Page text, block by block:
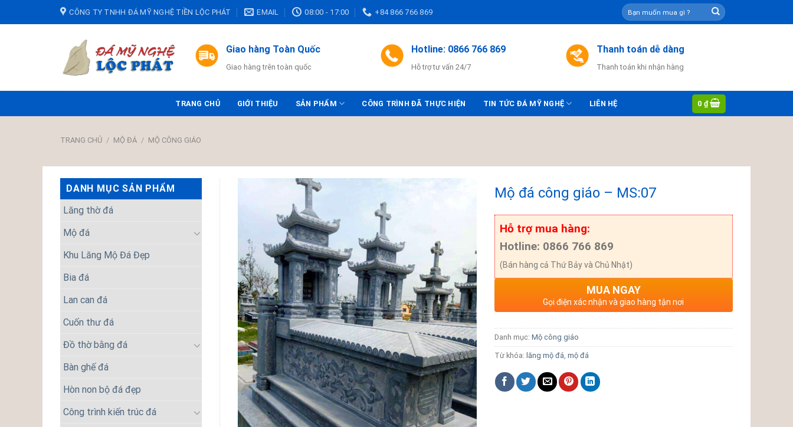
to
CÔNG TY TNHH ĐÁ MỸ NGHỆ TIỀN LỘC PHÁT EMAIL 08:00 - 17:00 +84 866 766 869
Tìm
kiếm:
Giao hàng Toàn Quốc
Giao hàng trên toàn quốc
Hotline: 0866 766 869
Hỗ trợ tư vấn 24/7
Thanh toán dễ dàng
Thanh toán khi nhận hàng
TRANG CHỦ GIỚI THIỆU SẢN PHẨM CÔNG TRÌNH ĐÃ THỰC HIỆN TIN TỨC ĐÁ MỸ NGHỆ LIÊN HỆ 0 ₫
TRANG CHỦ / MỘ ĐÁ / MỘ CÔNG GIÁO
DANH MỤC SẢN PHẨM
Lăng thờ đá
Mộ đá
Khu Lăng Mộ Đá Đẹp
Bia đá
Lan can đá
Cuốn thư đá
Đồ thờ bằng đá
Bàn ghế đá
Hòn non bộ đá đẹp
Công trình kiến trúc đá
Mộ đá công giáo – MS:07
Hỗ trợ mua hàng:
Hotline: 0866 766 869
(Bán hàng cả Thứ Bảy và Chủ Nhật)
MUA NGAY
Gọi điện xác nhận và giao hàng tận nơi
Danh mục: Mộ công giáo
Từ khóa: lăng mộ đá, mộ đá